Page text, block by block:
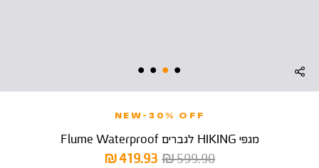
NEW-30% OFF
מגפי HIKING לגברים Flume Waterproof
מחיר
419.93 ₪
מחיר
599.90 ₪